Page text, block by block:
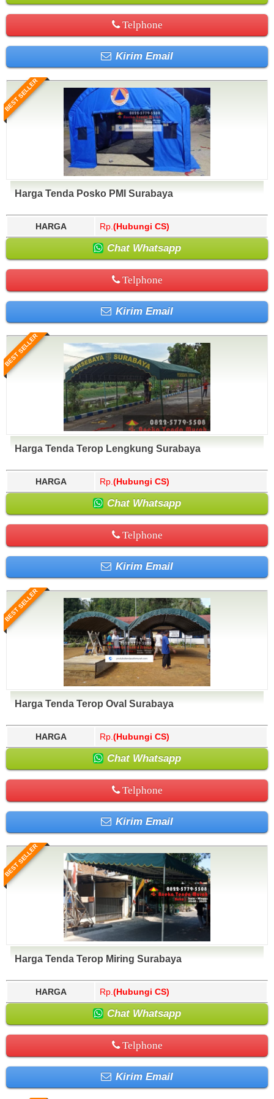
Telphone
Kirim Email
BEST SELLER
Harga Tenda Posko PMI Surabaya
HARGA Rp. (Hubungi CS)
Chat Whatsapp
Telphone
Kirim Email
BEST SELLER
Harga Tenda Terop Lengkung Surabaya
HARGA Rp. (Hubungi CS)
Chat Whatsapp
Telphone
Kirim Email
BEST SELLER
Harga Tenda Terop Oval Surabaya
HARGA Rp. (Hubungi CS)
Chat Whatsapp
Telphone
Kirim Email
BEST SELLER
Harga Tenda Terop Miring Surabaya
HARGA Rp. (Hubungi CS)
Chat Whatsapp
Telphone
Kirim Email